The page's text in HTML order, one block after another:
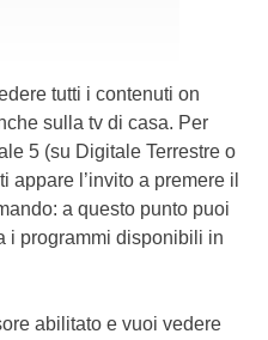
tutti i contenuti on
sulla tv di casa. Per
5 (su Digitale Terrestre o
appare l’invito a premere il
a questo punto puoi
i programmi disponibili in
abilitato e vuoi vedere